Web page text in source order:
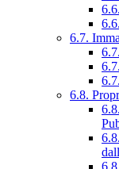
6.7.
6.8.